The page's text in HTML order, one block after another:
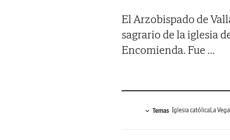
El Arzobispado de
sagrario de la iglesia
Encomienda. Fue ...
Temas Iglesia católica La Vega